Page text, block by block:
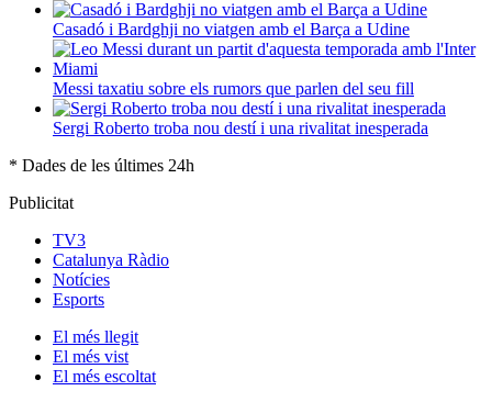
Casadó i Bardghji no viatgen amb el Barça a Udine
Messi taxatiu sobre els rumors que parlen del seu fill
Sergi Roberto troba nou destí i una rivalitat inesperada
* Dades de les últimes 24h
Publicitat
TV3
Catalunya Ràdio
Notícies
Esports
El més llegit
El més vist
El més escoltat